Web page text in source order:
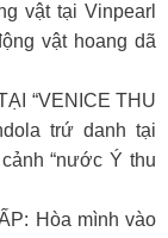
vật tại Vinpearl
vật hoang dã
“VENICE THU
trứ danh tại
“nước Ý thu
Hòa mình vào